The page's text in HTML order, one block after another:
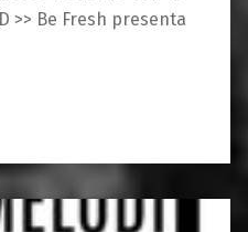
>> Be Fresh presenta